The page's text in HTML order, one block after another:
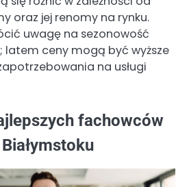
oraz jej renomy na rynku.
uwagę na sezonowość
latem ceny mogą być wyższe
na usługi
fachowców